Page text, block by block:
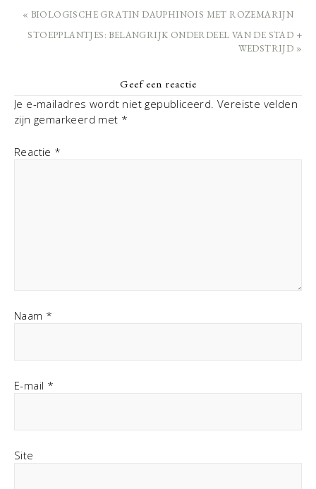
« BIOLOGISCHE GRATIN DAUPHINOIS MET ROZEMARIJN
STOEPPLANTJES: BELANGRIJK ONDERDEEL VAN DE STAD +
WEDSTRIJD »
Geef een reactie
Je e-mailadres wordt niet gepubliceerd. Vereiste velden
zijn gemarkeerd met *
Reactie *
Naam *
E-mail *
Site